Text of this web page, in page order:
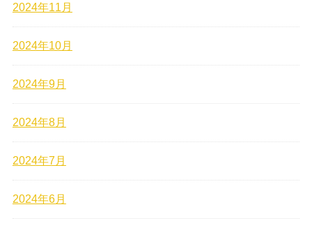
2024年11月
2024年10月
2024年9月
2024年8月
2024年7月
2024年6月